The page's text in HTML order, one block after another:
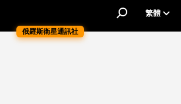
俄羅斯衛星通訊社
繁體